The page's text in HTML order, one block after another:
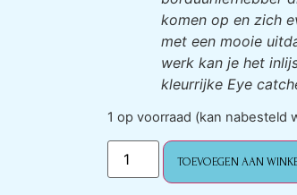
komen op en zich
met een mooie
werk kan je het
kleurrijke Eye
1 op voorraad (kan nabesteld
TOEVOEGEN AAN